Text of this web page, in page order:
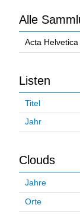
Alle
Acta Helvetica
Listen
Titel
Jahr
Clouds
Jahre
Orte